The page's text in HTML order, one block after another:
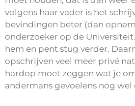
volgens haar vader is het
bevindingen beter (dan
onderzoeker op de
hem en pent stug verder.
opschrijven veel meer privé
hardop moet zeggen wat je
andermans gevoelens nog wel